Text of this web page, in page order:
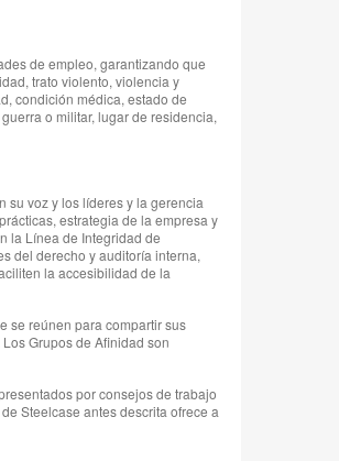
de empleo, garantizando que
trato violento, violencia y
condición médica, estado de
o militar, lugar de residencia,
su voz y los líderes y la gerencia
estrategia de la empresa y
la Línea de Integridad de
del derecho y auditoría interna,
la accesibilidad de la
se reúnen para compartir sus
Grupos de Afinidad son
por consejos de trabajo
Steelcase antes descrita ofrece a